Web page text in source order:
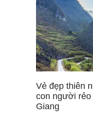
Vẻ đẹp thiên
con người rẻo
Giang